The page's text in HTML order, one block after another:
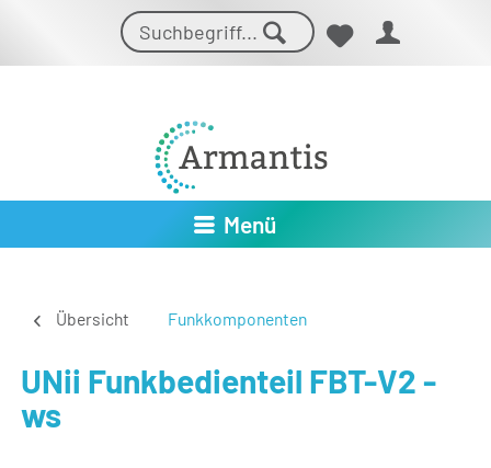
Menü
Übersicht Funkkomponenten
UNii Funkbedienteil FBT-V2 -
ws